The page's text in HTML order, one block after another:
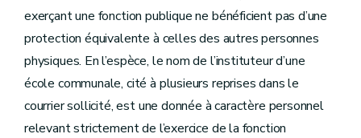
exerçant une fonction publique ne bénéficient pas d’une
protection équivalente à celles des autres personnes
physiques. En l’espèce, le nom de l’instituteur d’une
école communale, cité à plusieurs reprises dans le
courrier sollicité, est une donnée à caractère personnel
relevant strictement de l’exercice de la fonction